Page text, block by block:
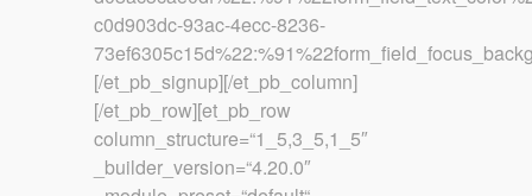
c0d903dc-93ac-4ecc-8236-
[/et_pb_signup][/et_pb_column]
[/et_pb_row][et_pb_row
column_structure=“1_5,3_5,1_5″
_builder_version=“4.20.0″